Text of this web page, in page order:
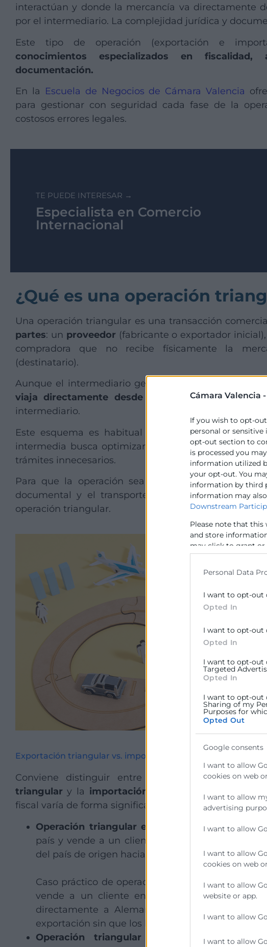
Cámara Valencia -
If you wish to opt-
personal or
opt-out section to
is processed you
information utilized
your opt-out. You
information by third
information may
Downstream
Please note that this
and store
may click to grant
data for below
Personal Data
I want to opt-out
Opted In
I want to opt-out
Opted In
I want to opt-out
Targeted
Opted In
I want to opt-out
Sharing of my
Purposes for
Opted Out
Google consents
I want to allow
cookies on web
I want to allow
advertising
I want to allow
I want to allow
cookies on web
I want to allow
website or app.
I want to allow
I want to allow
interactúan y donde la mercancía va directamente
por el intermediario. La complejidad jurídica y
Este tipo de operación (exportación e
conocimientos especializados en
documentación.
En la Escuela de Negocios de Cámara Valencia
para gestionar con seguridad cada fase de la
costosos errores legales.
TE PUEDE INTERESAR →
Especialista en Comercio
Internacional
¿Qué es una operación
Una operación triangular es una transacción
partes: un proveedor (fabricante o exportador
compradora que no recibe físicamente la
(destinatario).
Aunque el intermediario gestiona la compraventa y
viaja directamente desde el proveedor al cliente
intermediario.
Este esquema es habitual en el comercio
intermedia busca optimizar costes logísticos y
trámites innecesarios.
Para que la operación sea legalmente válida y
documental y el transporte deben reflejar con
operación triangular.
Exportación triangular vs. importación triangular
Conviene distinguir entre sus dos modalidades
triangular y la importación triangular
. Su
fiscal varía de forma significativa.
Operación triangular en exportación: el
país y vende a un cliente final en otro, pero la
del país de origen hacia el comprador.
Caso práctico de operación triangular en
vende a un cliente en Alemania, pero los
directamente a Alemania. En este caso, la
exportación sin que los bienes pasen por España.
Operación triangular en importación: aquí